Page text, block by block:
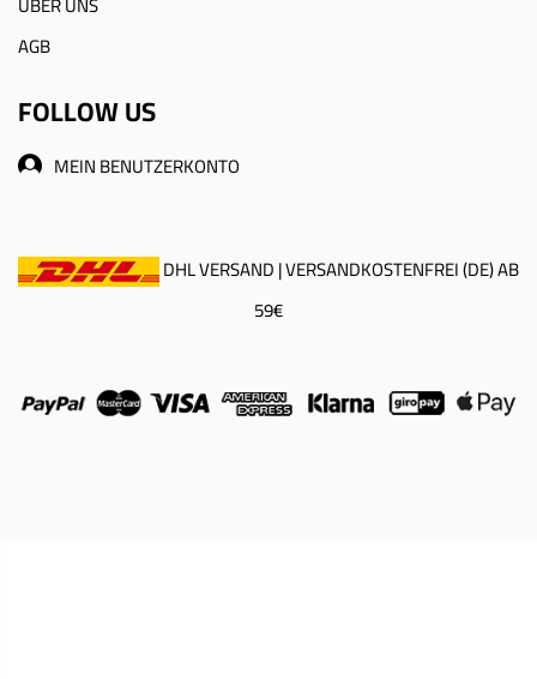
AGB
FOLLOW US
MEIN BENUTZERKONTO
DHL VERSAND | VERSANDKOSTENFREI (DE) AB
59€